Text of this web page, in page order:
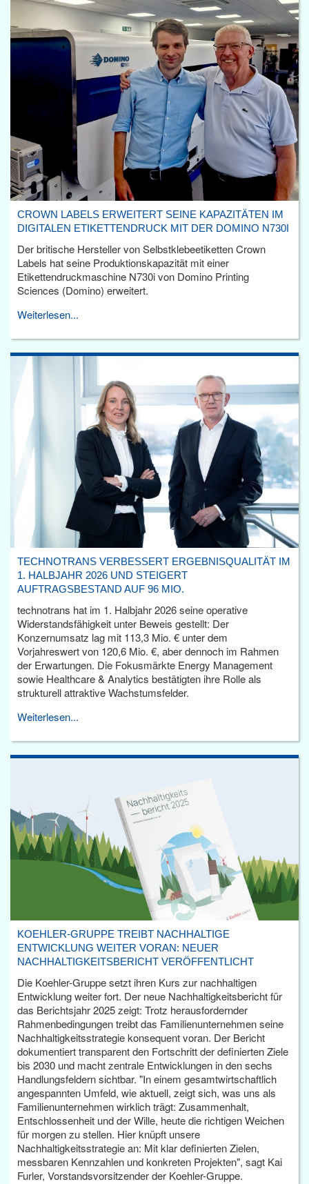
CROWN LABELS ERWEITERT SEINE KAPAZITÄTEN IM
DIGITALEN ETIKETTENDRUCK MIT DER DOMINO N730I
Der britische Hersteller von Selbstklebeetiketten Crown
Labels hat seine Produktionskapazität mit einer
Etikettendruckmaschine N730i von Domino Printing
Sciences (Domino) erweitert.
Weiterlesen...
TECHNOTRANS VERBESSERT ERGEBNISQUALITÄT IM
1. HALBJAHR 2026 UND STEIGERT
AUFTRAGSBESTAND AUF 96 MIO.
technotrans hat im 1. Halbjahr 2026 seine operative
Widerstandsfähigkeit unter Beweis gestellt: Der
Konzernumsatz lag mit 113,3 Mio. € unter dem
Vorjahreswert von 120,6 Mio. €, aber dennoch im Rahmen
der Erwartungen. Die Fokusmärkte Energy Management
sowie Healthcare & Analytics bestätigten ihre Rolle als
strukturell attraktive Wachstumsfelder.
Weiterlesen...
KOEHLER-GRUPPE TREIBT NACHHALTIGE
ENTWICKLUNG WEITER VORAN: NEUER
NACHHALTIGKEITSBERICHT VERÖFFENTLICHT
Die Koehler-Gruppe setzt ihren Kurs zur nachhaltigen
Entwicklung weiter fort. Der neue Nachhaltigkeitsbericht für
das Berichtsjahr 2025 zeigt: Trotz herausfordernder
Rahmenbedingungen treibt das Familienunternehmen seine
Nachhaltigkeitsstrategie konsequent voran. Der Bericht
dokumentiert transparent den Fortschritt der definierten Ziele
bis 2030 und macht zentrale Entwicklungen in den sechs
Handlungsfeldern sichtbar. "In einem gesamtwirtschaftlich
angespannten Umfeld, wie aktuell, zeigt sich, was uns als
Familienunternehmen wirklich trägt: Zusammenhalt,
Entschlossenheit und der Wille, heute die richtigen Weichen
für morgen zu stellen. Hier knüpft unsere
Nachhaltigkeitsstrategie an: Mit klar definierten Zielen,
messbaren Kennzahlen und konkreten Projekten", sagt Kai
Furler, Vorstandsvorsitzender der Koehler-Gruppe.